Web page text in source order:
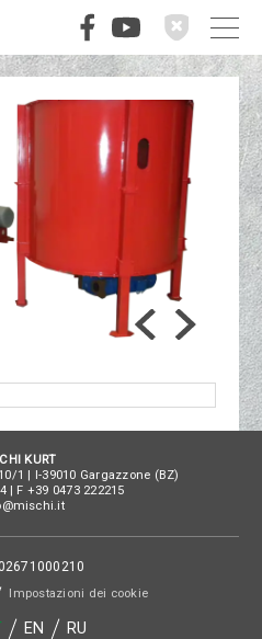
KURT
1 | I-39010 Gargazzone (BZ)
| F +39 0473 222215
Impostazioni dei cookie
EN RU